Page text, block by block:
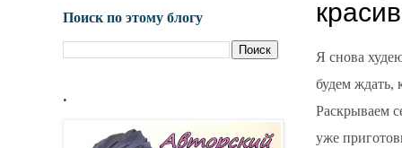
Я снова
будем ждать,
Раскрываем
уже
Поиск по этому блогу
.